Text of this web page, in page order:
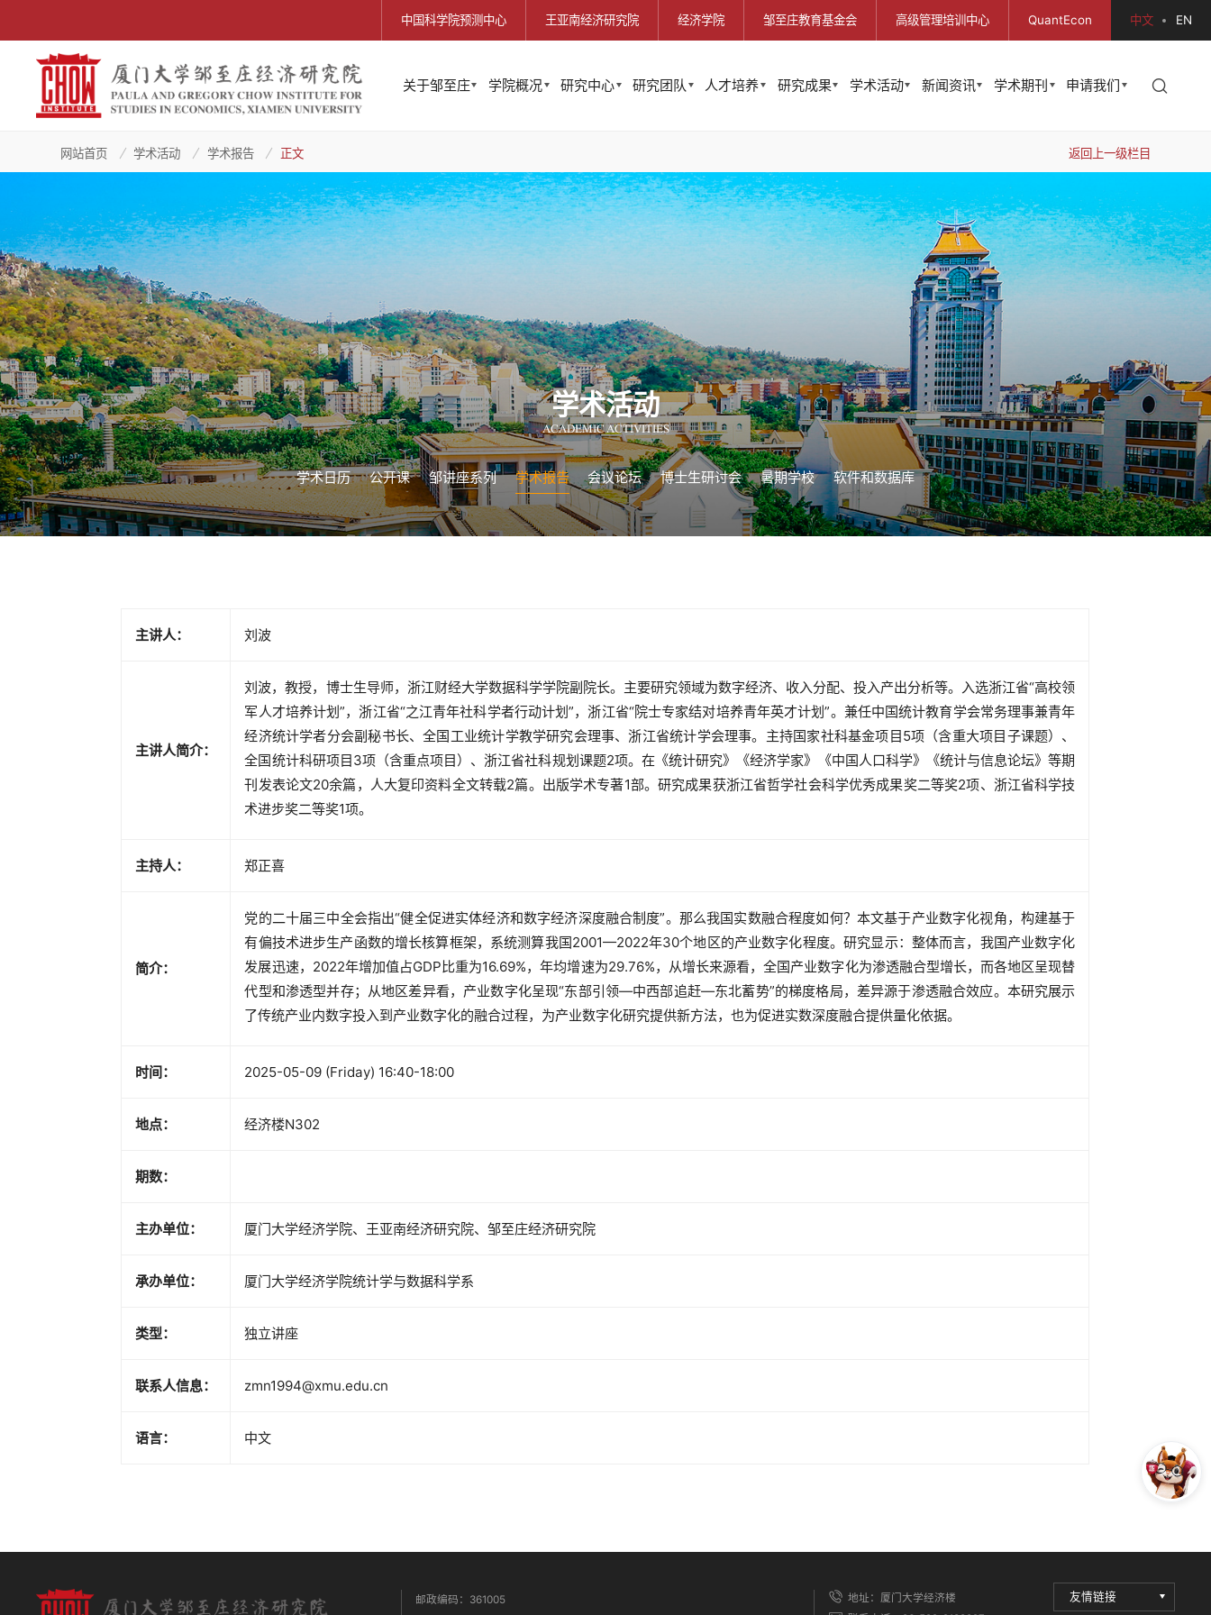
中国科学院预测中心 王亚南经济研究院 经济学院 邹至庄教育基金会 高级管理培训中心 QuantEcon 中文 EN
关于邹至庄 学院概况 研究中心 研究团队 人才培养 研究成果 学术活动 新闻资讯 学术期刊 申请我们
网站首页 学术活动 学术报告 正文 返回上一级栏目
学术活动
ACADEMIC ACTIVITIES
学术日历 公开课 邹讲座系列 学术报告 会议论坛 博士生研讨会 暑期学校 软件和数据库
主讲人： 刘波
主讲人简介：
刘波，教授，博士生导师，浙江财经大学数据科学学院副院长。主要研究领域为数字经济、收入分配、投入产出分析等。入选浙江省“高校领
军人才培养计划”，浙江省“之江青年社科学者行动计划”，浙江省“院士专家结对培养青年英才计划”。兼任中国统计教育学会常务理事兼青年
经济统计学者分会副秘书长、全国工业统计学教学研究会理事、浙江省统计学会理事。主持国家社科基金项目5项（含重大项目子课题）、
全国统计科研项目3项（含重点项目）、浙江省社科规划课题2项。在《统计研究》《经济学家》《中国人口科学》《统计与信息论坛》等期
刊发表论文20余篇，人大复印资料全文转载2篇。出版学术专著1部。研究成果获浙江省哲学社会科学优秀成果奖二等奖2项、浙江省科学技
术进步奖二等奖1项。
主持人： 郑正喜
简介：
党的二十届三中全会指出“健全促进实体经济和数字经济深度融合制度”。那么我国实数融合程度如何？本文基于产业数字化视角，构建基于
有偏技术进步生产函数的增长核算框架，系统测算我国2001—2022年30个地区的产业数字化程度。研究显示：整体而言，我国产业数字化
发展迅速，2022年增加值占GDP比重为16.69%，年均增速为29.76%，从增长来源看，全国产业数字化为渗透融合型增长，而各地区呈现替
代型和渗透型并存；从地区差异看，产业数字化呈现“东部引领—中西部追赶—东北蓄势”的梯度格局，差异源于渗透融合效应。本研究展示
了传统产业内数字投入到产业数字化的融合过程，为产业数字化研究提供新方法，也为促进实数深度融合提供量化依据。
时间： 2025-05-09 (Friday) 16:40-18:00
地点： 经济楼N302
期数：
主办单位： 厦门大学经济学院、王亚南经济研究院、邹至庄经济研究院
承办单位： 厦门大学经济学院统计学与数据科学系
类型： 独立讲座
联系人信息： zmn1994@xmu.edu.cn
语言： 中文
邮政编码：361005
地址：厦门大学经济楼
友情链接